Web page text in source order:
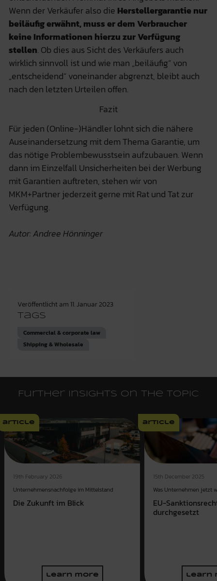
Wenn der Verkäufer also die Herstellergarantie nur
beiläufig erwähnt, muss er dem Verbraucher
keine Informationen hierzu zur Verfügung
stellen. Ob dies aus Sicht des Verkäufers auch
wirklich sinnvoll ist und wie man „beiläufig“ von
„entscheidend“ voneinander abgrenzt, bleibt auch
nach den letzten Urteilen offen.
Fazit
Für jeden (Online-)Händler lohnt sich die nähere
Auseinandersetzung mit dem Thema Garantie, um
das nötige Problembewusstsein aufzubauen. Wenn
dann im Einzelfall Unsicherheiten bei der Werbung
mit Garantien auftreten, stehen wir von
MKM+Partner jederzeit gerne mit Rat und Tat zur
Verfügung.
Autor: Andree Hönninger
Veröffentlicht am 11. Januar 2023
Tags
Commercial & corporate law
Shipping & Wholesale
Further insights on the topic
article
19th February 2026
Unternehmensnachfolge im Mittelstand
Die Zukunft im Blick
learn more
article
15th December 2025
Was Unternehmen jetzt
EU-
durchgesetzt
learn